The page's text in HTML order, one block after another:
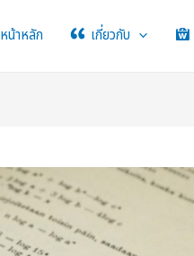
หน้าหลัก เกี่ยวกับ